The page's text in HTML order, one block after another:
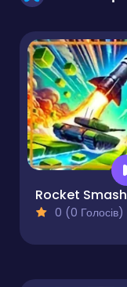
Rocket Smash
0 (0 Голосів)